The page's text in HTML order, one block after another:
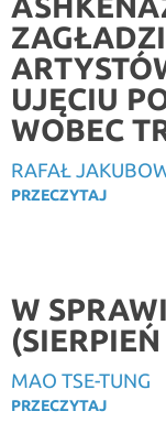
UJĘCIU
WOBEC
RAFAŁ
PRZECZYTAJ
W
MAO TSE-TUNG
PRZECZYTAJ